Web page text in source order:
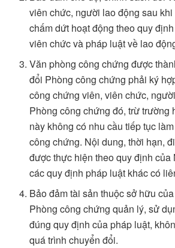
viên chức, người lao động sau
chấm dứt hoạt động theo quy
viên chức và pháp luật về lao
Văn phòng công chứng được
đổi Phòng công chứng phải ký
công chứng viên, viên chức,
Phòng công chứng đó, trừ trường
này không có nhu cầu tiếp tục
công chứng. Nội dung, thời hạn,
được thực hiện theo quy định của
các quy định pháp luật khác có
Bảo đảm tài sản thuộc sở hữu
Phòng công chứng quản lý, sử
đúng quy định của pháp luật,
quá trình chuyển đổi.